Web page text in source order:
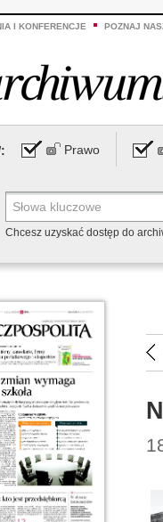
I KONFERENCJE POZNAJ
Prawo
Chcesz uzyskać dostęp do